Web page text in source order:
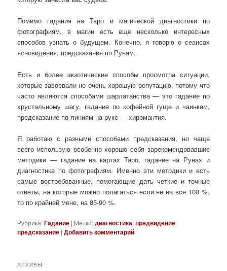
Помимо гадания на Таро и магической диагностики по
фотографиям, в магии есть еще несколько интересных
способов узнать о будущем. Конечно, я говорю о сеансах
ясновидения, предсказания по Рунам.
Есть и более экзотические способы просмотра ситуации,
которые завоевали не очень хорошую репутацию, потому что
часто являются способами шарлатанства — это гадание по
хрустальному шагу, гадание по кофейной гуще и чаинкам,
предсказание по линиям на руке — хиромантия.
Я работаю с разными способами предсказания, но чаще
всего использую особенно хорошо себя зарекомендовавшие
методики — гадание на картах Таро, гадание на Рунах и
диагностика по фотографиям. Именно эти методики и есть
самые востребованные, помогающие дать четкие и точные
ответы, на которые можно полагаться если не на все 100 %,
то по крайней мене, на 85-90 %.
Рубрика:Гадание | Метки:диагностика,предвидение,
предсказание |Добавить комментарий
АРХИВЫ